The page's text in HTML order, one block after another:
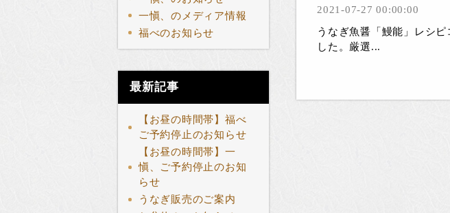
一愼、のメディア情報
福べのお知らせ
最新記事
【お昼の時間帯】福べ
ご予約停止のお知らせ
【お昼の時間帯】一
愼、ご予約停止のお知
らせ
うなぎ販売のご案内
2021-07-27 00:00:00
うなぎ魚醤「鰻能」レシ
した。厳選...